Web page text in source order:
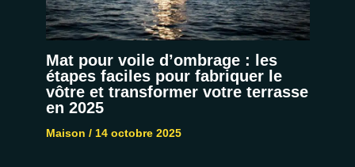
Mat pour voile d’ombrage : les
étapes faciles pour fabriquer le
vôtre et transformer votre terrasse
en 2025
Maison / 14 octobre 2025